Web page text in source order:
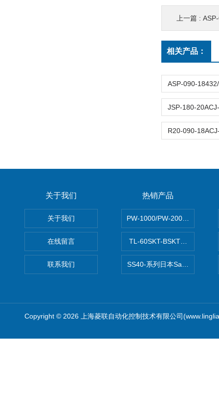
上一篇 :
相关产品：
关于我们
关于我们
在线留言
联系我们
热销产品
PW-1000/PW-
TL-60SKT-BSKTC张力控制器
SS40-系列日本Sawamura泽
Copyright © 2026 上海菱联自动化控制技术有限公司